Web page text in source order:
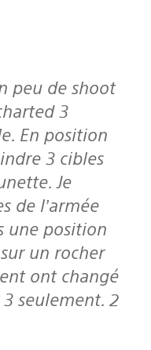
3
En position
3 cibles
Je
de l’armée
une position
un rocher
ont changé
seulement. 2